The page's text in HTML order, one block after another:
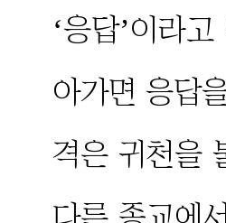
‘응답’이라
아가면 응답
격은 귀천을
다른 종교에